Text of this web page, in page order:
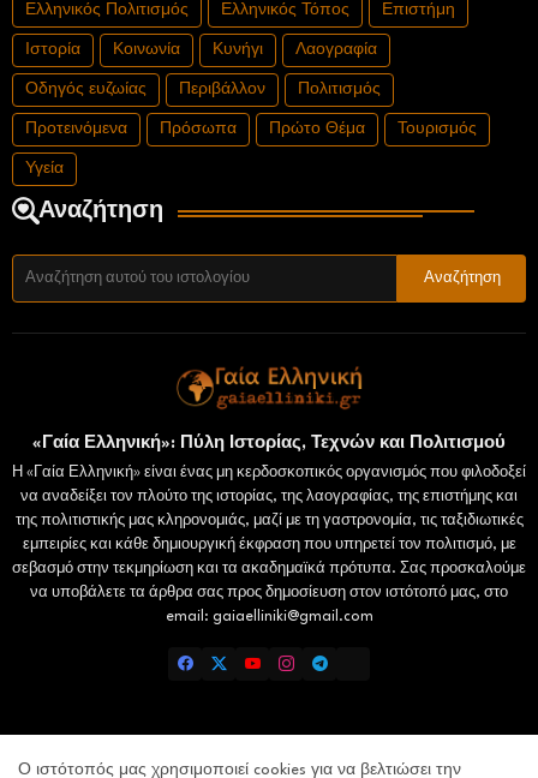
Ελληνικός Πολιτισμός Ελληνικός Τόπος Επιστήμη
Ιστορία Κοινωνία Κυνήγι Λαογραφία
Οδηγός ευζωίας Περιβάλλον Πολιτισμός
Προτεινόμενα Πρόσωπα Πρώτο Θέμα Τουρισμός
Υγεία
Αναζήτηση
«Γαία Ελληνική»: Πύλη Ιστορίας, Τεχνών και Πολιτισμού
Η «Γαία Ελληνική» είναι ένας μη κερδοσκοπικός οργανισμός που φιλοδοξεί
να αναδείξει τον πλούτο της ιστορίας, της λαογραφίας, της επιστήμης και
της πολιτιστικής μας κληρονομιάς, μαζί με τη γαστρονομία, τις ταξιδιωτικές
εμπειρίες και κάθε δημιουργική έκφραση που υπηρετεί τον πολιτισμό, με
σεβασμό στην τεκμηρίωση και τα ακαδημαϊκά πρότυπα. Σας προσκαλούμε
να υποβάλετε τα άρθρα σας προς δημοσίευση στον ιστότοπό μας, στο
email: gaiaelliniki@gmail.com
Home Επικοινωνία Πολιτική Απορρήτου
Ο ιστότοπός μας χρησιμοποιεί cookies για να βελτιώσει την